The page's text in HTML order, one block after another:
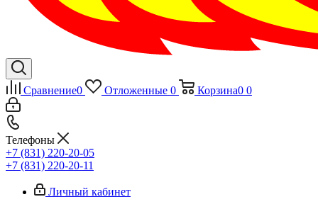
Сравнение0 Отложенные 0 Корзина0 0
Телефоны
+7 (831) 220-20-05
+7 (831) 220-20-11
Личный кабинет